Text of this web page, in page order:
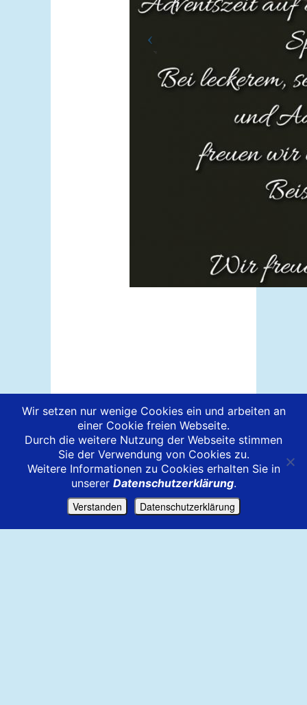
Wir setzen nur wenige Cookies ein und arbeiten an
einer Cookie freien Webseite.
Durch die weitere Nutzung der Webseite stimmen
Sie der Verwendung von Cookies zu.
Weitere Informationen zu Cookies erhalten Sie in
unserer Datenschutzerklärung.
Verstanden
Datenschutzerklärung